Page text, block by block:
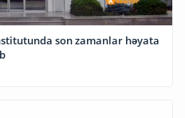
son zamanlar həyata